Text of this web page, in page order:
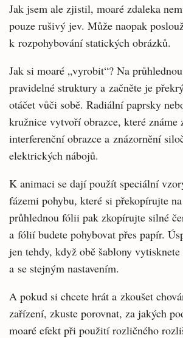
Jak jsem ale zjistil, moaré zdaleka
pouze rušivý jev. Může naopak
k rozpohybování statických obrázků.
Jak si moaré „vyrobit“? Na
pravidelné struktury a začněte je
otáčet vůči sobě. Radiální paprsky
kružnice vytvoří obrazce, které
interferenční obrazce a znázornění
elektrických nábojů.
K animaci se dají použít speciální
fázemi pohybu, které si překopírujte
průhlednou fólii pak zkopírujte silné
a fólií budete pohybovat přes papír.
jen tehdy, když obě šablony
a se stejným nastavením.
A pokud si chcete hrát a zkoušet
zařízení, zkuste porovnat, za jakých
moaré efekt při použití rozličného